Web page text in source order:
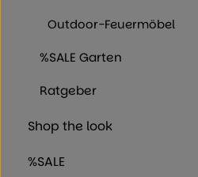
Outdoor-Feuermöbel
%SALE Garten
Ratgeber
Shop the look
%SALE